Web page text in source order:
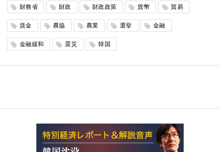
財務省 財政 財政政策 貨幣 貿易
賃金 農協 農業 選挙 金融
金融緩和 震災 韓国